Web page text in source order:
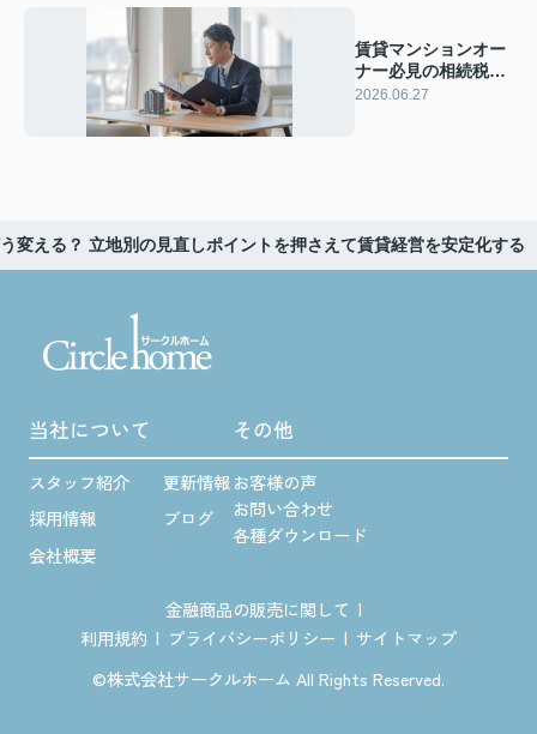
賃貸マンションオー
ナー必見の相続税対
策！リスクを抑え資
2026.06.27
変える？ 立地別の見直しポイントを押さえて賃貸経営を安定化する
当社について
スタッフ紹介
更新情報
採用情報
ブログ
会社概要
その他
お客様の声
お問い合わせ
各種ダウンロード
金融商品の販売に関して
利用規約
プライバシーポリシー
サイトマップ
©株式会社サークルホーム All Rights Reserved.